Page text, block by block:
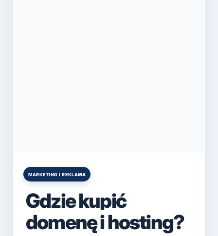
Posted
MARKETING I REKLAMA
Gdzie kupić
domenę i hosting?